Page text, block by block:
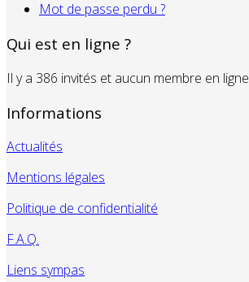
Mot de passe perdu ?
Qui est en ligne ?
Il y a 386 invités et aucun membre en ligne
Informations
Actualités
Mentions légales
Politique de confidentialité
F.A.Q.
Liens sympas